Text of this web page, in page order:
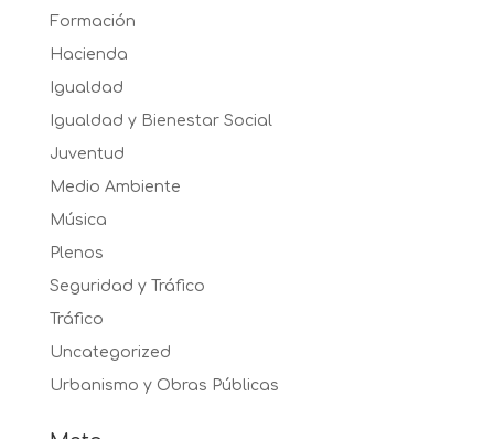
Formación
Hacienda
Igualdad
Igualdad y Bienestar Social
Juventud
Medio Ambiente
Música
Plenos
Seguridad y Tráfico
Tráfico
Uncategorized
Urbanismo y Obras Públicas